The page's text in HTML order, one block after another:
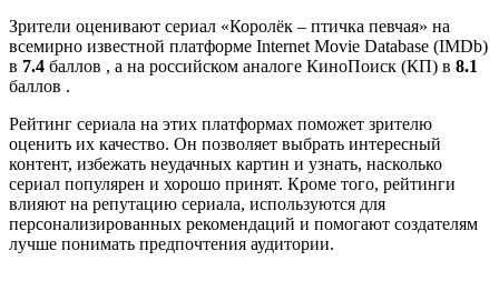
Зрители оценивают сериал «Королёк – птичка певчая» на
всемирно известной платформе Internet Movie Database (IMDb)
в 7.4 баллов , а на российском аналоге КиноПоиск (КП) в 8.1
баллов .
Рейтинг сериала на этих платформах поможет зрителю
оценить их качество. Он позволяет выбрать интересный
контент, избежать неудачных картин и узнать, насколько
сериал популярен и хорошо принят. Кроме того, рейтинги
влияют на репутацию сериала, используются для
персонализированных рекомендаций и помогают создателям
лучше понимать предпочтения аудитории.